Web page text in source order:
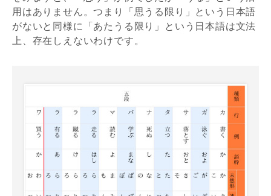
用はありません。つまり「思うる限り」という日本語
がないと同様に「あたうる限り」という日本語は文法
上、存在しえないわけです。